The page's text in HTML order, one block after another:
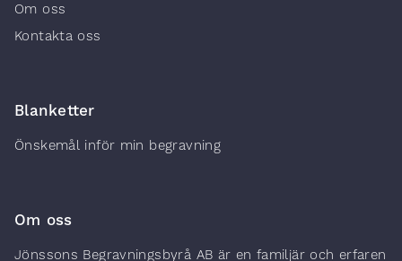
Om oss
Kontakta oss
Blanketter
Önskemål inför min begravning
Om oss
Jönssons Begravningsbyrå AB är en familjär och erfaren